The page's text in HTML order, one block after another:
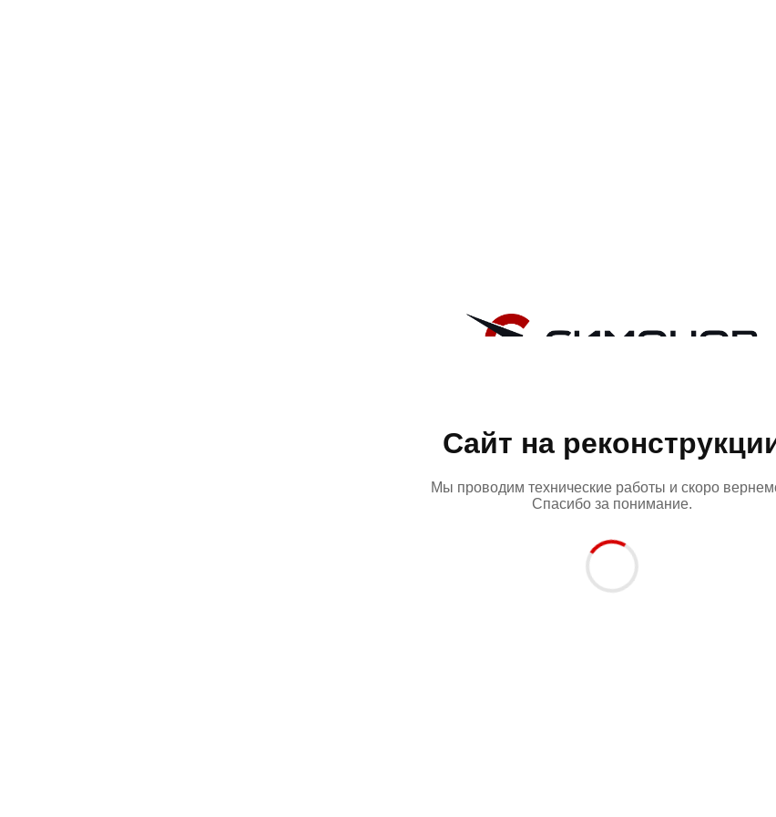
Сайт на
Мы проводим технические работы и скоро
Спасибо за понимание.